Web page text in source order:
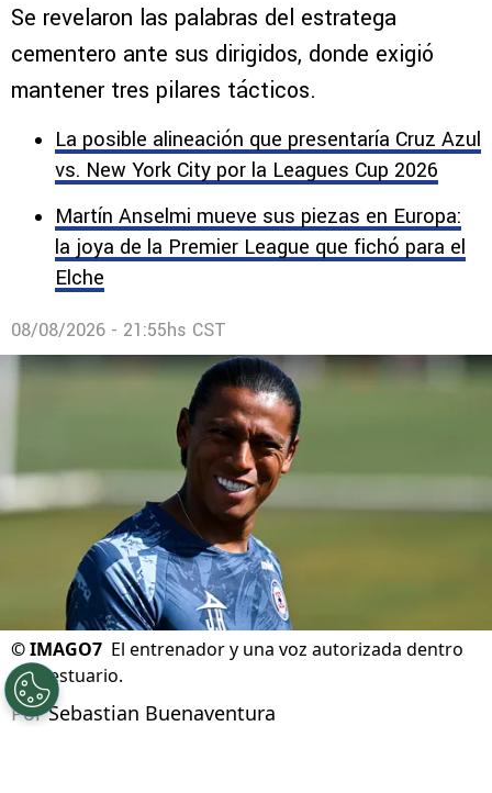
Se revelaron las palabras del estratega
cementero ante sus dirigidos, donde exigió
mantener tres pilares tácticos.
La posible alineación que presentaría Cruz Azul
vs. New York City por la Leagues Cup 2026
Martín Anselmi mueve sus piezas en Europa:
la joya de la Premier League que fichó para el
Elche
08/08/2026 - 21:55hs CST
©IMAGO7 El entrenador y una voz autorizada dentro
del vestuario.
Por Sebastian Buenaventura